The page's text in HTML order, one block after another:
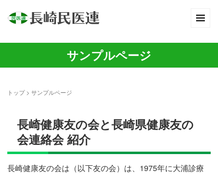
サンプルページ
トップ> サンプルページ
長崎健康友の会と長崎県健康友の
会連絡会 紹介
長崎健康友の会は（以下友の会）は、1975年に大浦診療